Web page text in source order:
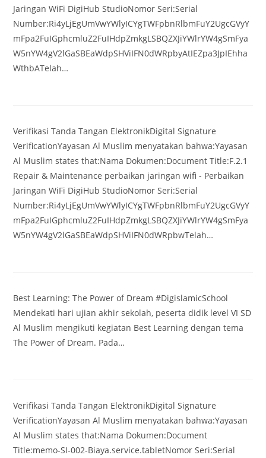
Jaringan WiFi DigiHub StudioNomor Seri:Serial
Number:Ri4yLjEgUmVwYWlyICYgTWFpbnRlbmFuY2UgcGVyY
mFpa2FuIGphcmluZ2FuIHdpZmkgLSBQZXJiYWlrYW4gSmFya
W5nYW4gV2lGaSBEaWdpSHViIFN0dWRpbyAtIEZpa3JpIEhha
WthbATelah…
Verifikasi Tanda Tangan ElektronikDigital Signature
VerificationYayasan Al Muslim menyatakan bahwa:Yayasan
Al Muslim states that:Nama Dokumen:Document Title:F.2.1
Repair & Maintenance perbaikan jaringan wifi - Perbaikan
Jaringan WiFi DigiHub StudioNomor Seri:Serial
Number:Ri4yLjEgUmVwYWlyICYgTWFpbnRlbmFuY2UgcGVyY
mFpa2FuIGphcmluZ2FuIHdpZmkgLSBQZXJiYWlrYW4gSmFya
W5nYW4gV2lGaSBEaWdpSHViIFN0dWRpbwTelah…
Best Learning: The Power of Dream #DigislamicSchool
Mendekati hari ujian akhir sekolah, peserta didik level VI SD
Al Muslim mengikuti kegiatan Best Learning dengan tema
The Power of Dream. Pada…
Verifikasi Tanda Tangan ElektronikDigital Signature
VerificationYayasan Al Muslim menyatakan bahwa:Yayasan
Al Muslim states that:Nama Dokumen:Document
Title:memo-SI-002-Biaya.service.tabletNomor Seri:Serial